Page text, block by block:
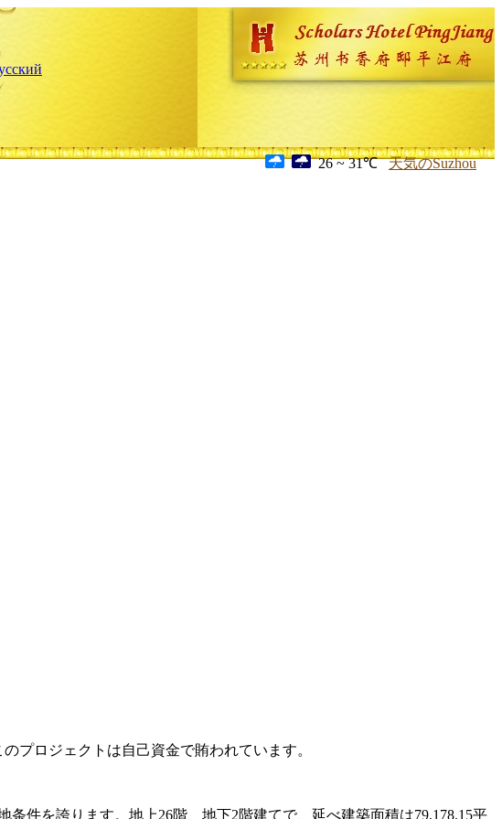
26 ~ 31℃ 天気のSuzhou
プロジェクトは自己資金で賄われています。
件を誇ります。地上26階、地下2階建てで、延べ建築面積は79,178.15平